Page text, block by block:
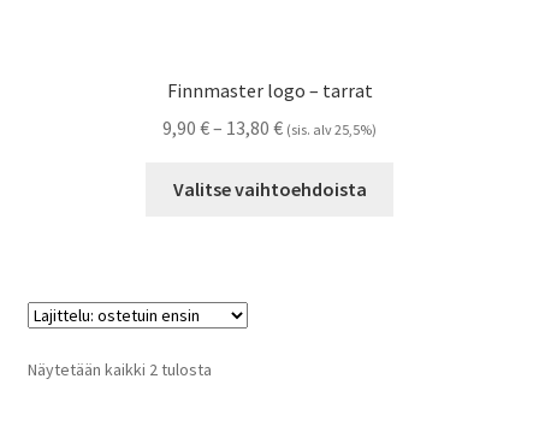
Finnmaster logo – tarrat
9,90 €– 13,80 €Hintaluokka:
-
(sis. alv 25,5%)
Valitse vaihtoehdoista
Näytetään kaikki 2 tulostaSuosituimmat